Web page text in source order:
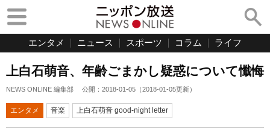
エンタメ ニュース スポーツ コラム ライフ
上白石萌音、年齢ごまかし疑惑について懺悔
NEWS ONLINE 編集部 公開： 2018-01-05 （2018-01-05更新）
エンタメ 音楽 上白石萌音 good-night letter